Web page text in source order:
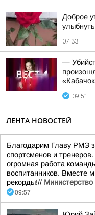
Доброе
07:33
—
09:51
ЛЕНТА НОВОСТЕЙ
Благодарим Главу РМЭ
спортсменов и
огромная работа
воспитанников. Вместе
рекорды!//
09:57